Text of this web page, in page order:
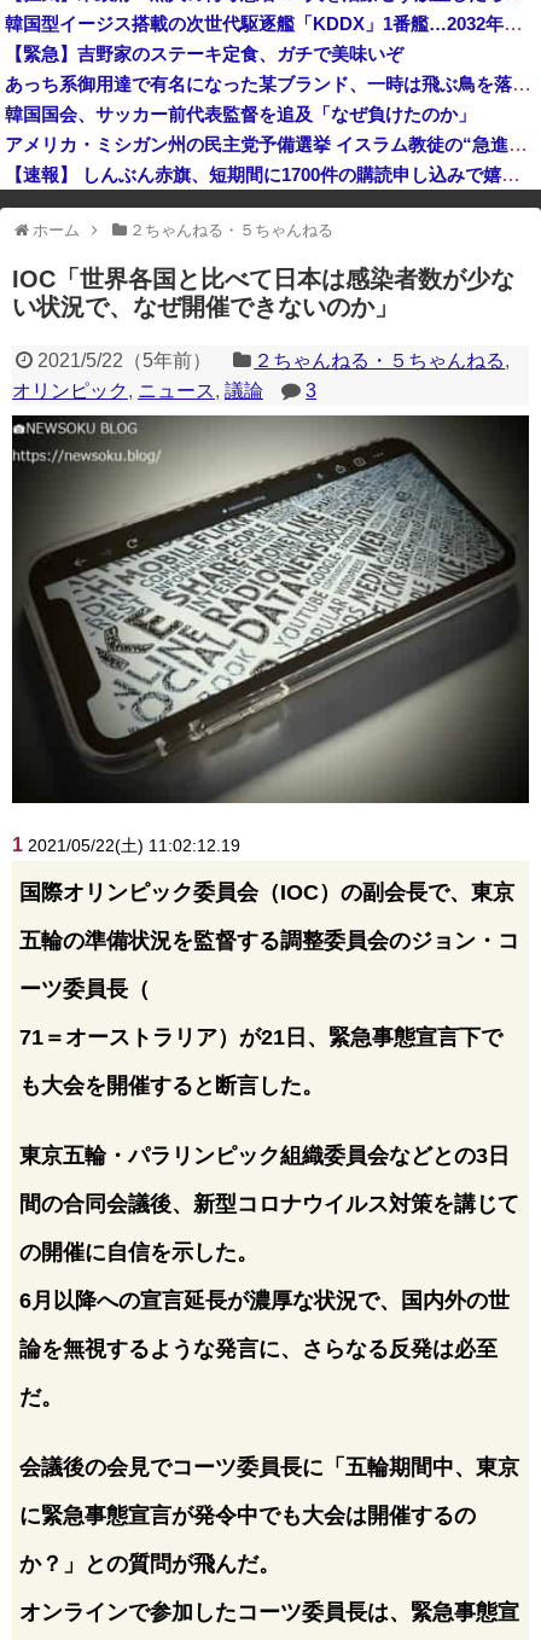
韓国型イージス搭載の次世代駆逐艦「KDDX」1番艦…2032年竣工と公示！
【緊急】吉野家のステーキ定食、ガチで美味いぞ
あっち系御用達で有名になった某ブランド、一時は飛ぶ鳥を落とす勢いだったが今期の業績は……
韓国国会、サッカー前代表監督を追及「なぜ負けたのか」
アメリカ・ミシガン州の民主党予備選挙 イスラム教徒の“急進左派”候補が勝利確実に⋯トランプ氏は批判
【速報】 しんぶん赤旗、短期間に1700件の購読申し込みで嬉し泣き→「うそでーす」虚偽申し込みと判明→ 共産党が刑事告訴「厳重な処罰を求める」
※アドブロック等の広告非表示プラグインやアドオンを利用している場合、
一部のコンテンツが表示されなくなったり、サイト全体のレイアウトが崩れ
たりする場合があります。
ホーム ２ちゃんねる・５ちゃんねる
IOC「世界各国と比べて日本は感染者数が少な
い状況で、なぜ開催できないのか」
2021/5/22 （5年前） ２ちゃんねる・５ちゃんねる,
オリンピック, ニュース, 議論 3
1 2021/05/22(土) 11:02:12.19
国際オリンピック委員会（IOC）の副会長で、東京
五輪の準備状況を監督する調整委員会のジョン・コ
ーツ委員長（
71＝オーストラリア）が21日、緊急事態宣言下で
も大会を開催すると断言した。
東京五輪・パラリンピック組織委員会などとの3日
間の合同会議後、新型コロナウイルス対策を講じて
の開催に自信を示した。
6月以降への宣言延長が濃厚な状況で、国内外の世
論を無視するような発言に、さらなる反発は必至
だ。
会議後の会見でコーツ委員長に「五輪期間中、東京
に緊急事態宣言が発令中でも大会は開催するの
か？」との質問が飛んだ。
オンラインで参加したコーツ委員長は、緊急事態宣